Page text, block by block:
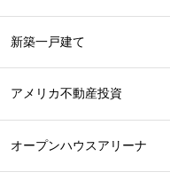
新築一戸建て
アメリカ不動産投資
オープンハウスアリーナ